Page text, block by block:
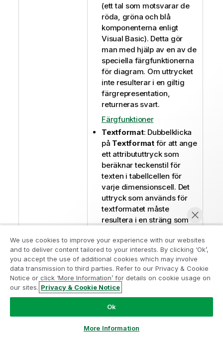
(ett tal som motsvarar de
röda, gröna och blå
komponenterna enligt
Visual Basic). Detta gör
man med hjälp av en av de
speciella färgfunktionerna
för diagram. Om uttrycket
inte resulterar i en giltig
färgrepresentation,
returneras svart.
Färgfunktioner
Textformat: Dubbelklicka
på Textformatför att ange
ett attribututtryck som
beräknar teckenstil för
texten i tabellcellen för
varje dimensionscell. Det
uttryck som används för
textformatet måste
resultera i en sträng som
fetstil, "<I>" för kursiv och
"<U>" för understruken
text.
Med hjälp av knapparnaFlytta
framoch
dimensioner i listan
Dimensioner som används
sorteras.
Gå med i programmet Analytics
Modernization
Modernisera utan att kompromissa med dina värdefulla
QlikView-appar med programmet för
analysmodernisering.
ampquestions@qlik.com
We use cookies to improve your experience with our websites
and to deliver content tailored to your interests. By clicking ‘Ok’,
you accept the use of additional cookies which may involve
data transmission to third parties. Refer to our Privacy & Cookie
Notice or click ‘More Information’ for details on cookie usage on
our sites. Privacy & Cookie Notice
Ok
More Information